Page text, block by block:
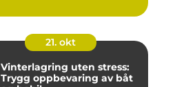
21. okt
Vinterlagring uten stress:
Trygg oppbevaring av båt